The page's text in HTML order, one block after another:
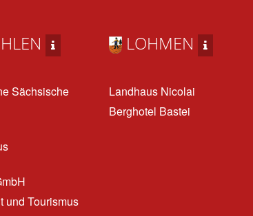
Sächsische
und Tourismus
LOHMEN
Landhaus Nicolai
Berghotel Bastei